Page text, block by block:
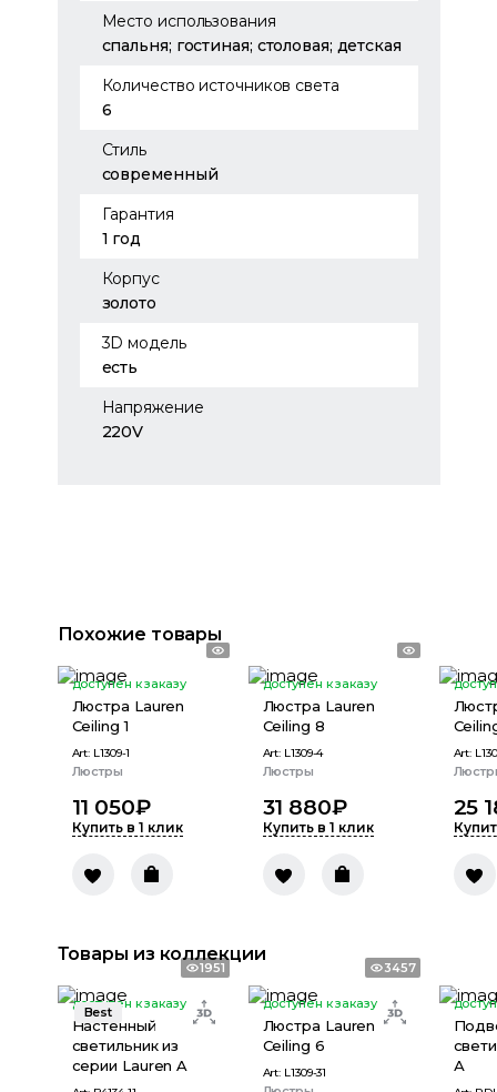
Место использования
спальня; гостиная; столовая; детская
Количество источников света
6
Стиль
современный
Гарантия
1 год
Корпус
золото
3D модель
есть
Напряжение
220V
Похожие товары
доступен к заказу
Люстра Lauren
Сeiling 1
Art: L1309-1
Люстры
11 050₽
Купить в 1 клик
доступен к заказу
Люстра Lauren
Сeiling 8
Art: L1309-4
Люстры
31 880₽
Купить в 1 клик
Art:
25
Товары из коллекции
Best
1951
доступен к заказу
Настенный
светильник из
серии Lauren A
3457
доступен к заказу
Люстра Lauren
Сeiling 6
Art: L1309-31
А